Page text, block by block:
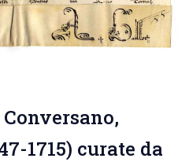
1715) curate da